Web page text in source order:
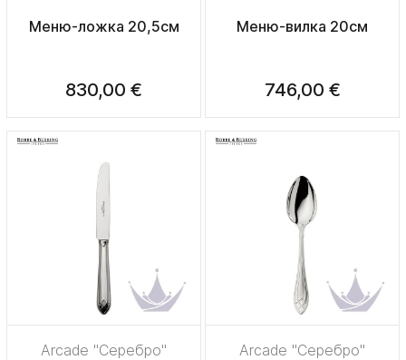
Меню-ложка 20,5см
830,00 €
Меню-вилка 20см
746,00 €
Arcade "Серебро" Arcade "Серебро"